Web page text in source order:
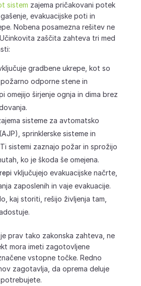
sistem zajema pričakovani potek
evakuacijske poti in
Nobena posamezna rešitev ne
zaščita zahteva tri med
gradbene ukrepe, kot so
odporne stene in
omejijo širjenje ognja in dima brez
sisteme za avtomatsko
sprinklerske sisteme in
sistemi zaznajo požar in sprožijo
ko je škoda še omejena.
vključujejo evakuacijske načrte,
zaposlenih in vaje evakuacije.
kaj storiti, rešijo življenja tam,
prav tako zakonska zahteva, ne
mora imeti zagotovljene
vstopne točke. Redno
zagotavlja, da oprema deluje